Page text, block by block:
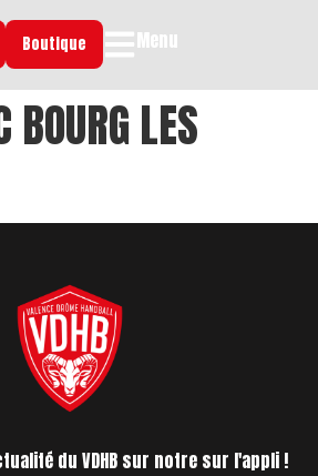
Boutique Menu
BOURG LES
du VDHB sur notre sur l'appli !